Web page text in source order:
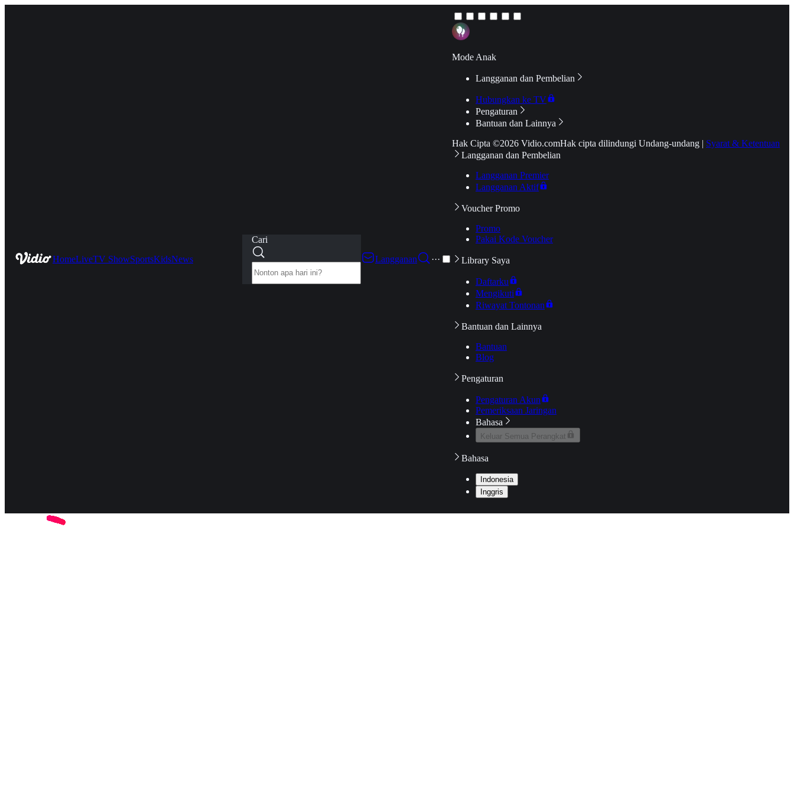
HomeLiveTV ShowSportsKidsNews
Cari
Langganan
···
Mode Anak
Langganan dan Pembelian
Hubungkan ke TV
Pengaturan
Bantuan dan Lainnya
Hak Cipta ©2026 Vidio.comHak cipta dilindungi Undang-undang | Syarat & Ketentuan
Langganan dan Pembelian
Langganan Premier
Langganan Aktif
Voucher Promo
Promo
Pakai Kode Voucher
Library Saya
Daftarku
Mengikuti
Riwayat Tontonan
Bantuan dan Lainnya
Bantuan
Blog
Pengaturan
Pengaturan Akun
Pemeriksaan Jaringan
Bahasa
Keluar Semua Perangkat
Bahasa
Indonesia
Inggris